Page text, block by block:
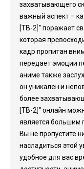
захватывающего
важный аспект –
[ТВ-2]" поражает
которая
кадр пропитан
передает эмоции
аниме также
он уникален и
более
[ТВ-2]" онлайн
является большим
Вы не пропустите
насладиться этой
удобное для вас